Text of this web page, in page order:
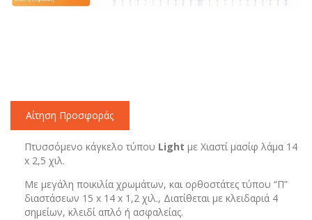
Αίτηση Προσφοράς
Πτυσσόμενο κάγκελο τύπου Light με Χιαστί μασίφ λάμα 14
x 2,5 χιλ.
Με μεγάλη ποικιλία χρωμάτων, και ορθοστάτες τύπου “Π”
διαστάσεων 15 x 14 x 1,2 χιλ., Διατίθεται με κλειδαριά 4
σημείων, κλειδί απλό ή ασφαλείας.